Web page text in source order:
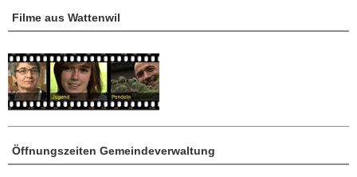
Öffnungszeiten Gemeindeverwaltung
Filme aus Wattenwil